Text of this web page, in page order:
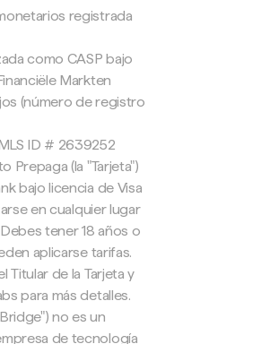
registrada
como CASP bajo
Markten
(número de registro
ID # 2639252
Prepaga (la "Tarjeta")
bajo licencia de Visa
en cualquier lugar
tener 18 años o
aplicarse tarifas.
Titular de la Tarjeta y
para más detalles.
no es un
de tecnología